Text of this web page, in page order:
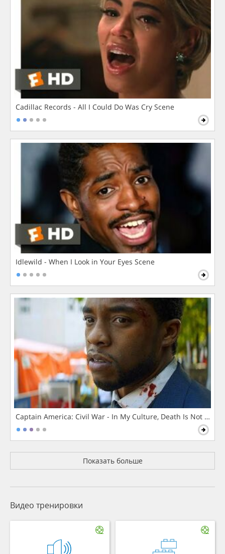
Cadillac Records - All I Could Do Was Cry Scene
Idlewild - When I Look in Your Eyes Scene
Captain America: Civil War - In My Culture, Death Is Not The
Показать больше
Видео тренировки